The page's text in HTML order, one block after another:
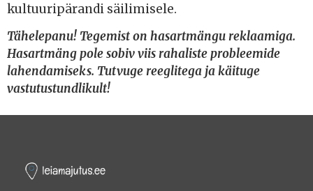
kultuuripärandi säilimisele.
Tähelepanu! Tegemist on hasartmängu reklaamiga.
Hasartmäng pole sobiv viis rahaliste probleemide
lahendamiseks. Tutvuge reeglitega ja käituge
vastutustundlikult!